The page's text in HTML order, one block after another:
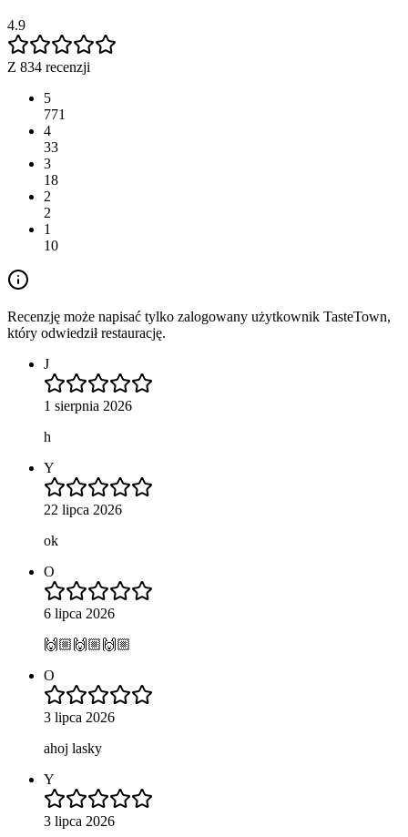
4.9
Z 834 recenzji
5
771
4
33
3
18
2
2
1
10
Recenzję może napisać tylko zalogowany użytkownik TasteTown,
który odwiedził restaurację.
J
1 sierpnia 2026
h
Y
22 lipca 2026
ok
O
6 lipca 2026
🙌🏼🙌🏼🙌🏼
O
3 lipca 2026
ahoj lasky
Y
3 lipca 2026